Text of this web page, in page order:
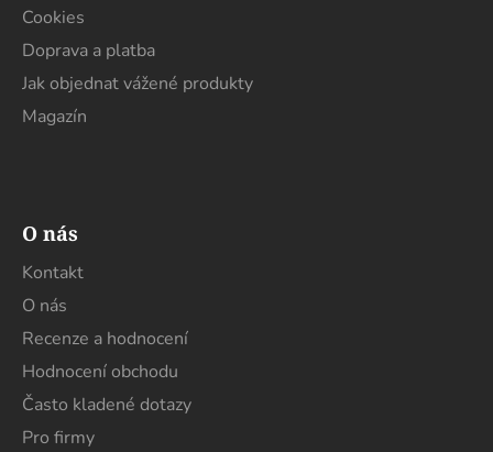
Cookies
Doprava a platba
Jak objednat vážené produkty
Magazín
O nás
Kontakt
O nás
Recenze a hodnocení
Hodnocení obchodu
Často kladené dotazy
Pro firmy